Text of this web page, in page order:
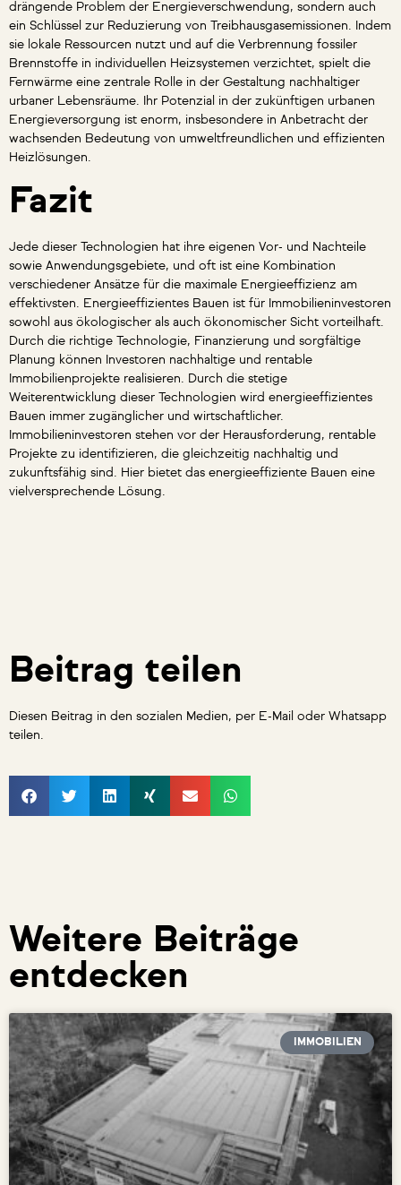
drängende Problem der Energieverschwendung, sondern auch
ein Schlüssel zur Reduzierung von Treibhausgasemissionen. Indem
sie lokale Ressourcen nutzt und auf die Verbrennung fossiler
Brennstoffe in individuellen Heizsystemen verzichtet, spielt die
Fernwärme eine zentrale Rolle in der Gestaltung nachhaltiger
urbaner Lebensräume. Ihr Potenzial in der zukünftigen urbanen
Energieversorgung ist enorm, insbesondere in Anbetracht der
wachsenden Bedeutung von umweltfreundlichen und effizienten
Heizlösungen.
Fazit
Jede dieser Technologien hat ihre eigenen Vor- und Nachteile
sowie Anwendungsgebiete, und oft ist eine Kombination
verschiedener Ansätze für die maximale Energieeffizienz am
effektivsten. Energieeffizientes Bauen ist für Immobilieninvestoren
sowohl aus ökologischer als auch ökonomischer Sicht vorteilhaft.
Durch die richtige Technologie, Finanzierung und sorgfältige
Planung können Investoren nachhaltige und rentable
Immobilienprojekte realisieren. Durch die stetige
Weiterentwicklung dieser Technologien wird energieeffizientes
Bauen immer zugänglicher und wirtschaftlicher.
Immobilieninvestoren stehen vor der Herausforderung, rentable
Projekte zu identifizieren, die gleichzeitig nachhaltig und
zukunftsfähig sind. Hier bietet das energieeffiziente Bauen eine
vielversprechende Lösung.
Beitrag teilen
Diesen Beitrag in den sozialen Medien, per E-Mail oder Whatsapp
teilen.
Weitere Beiträge
entdecken
IMMOBILIEN